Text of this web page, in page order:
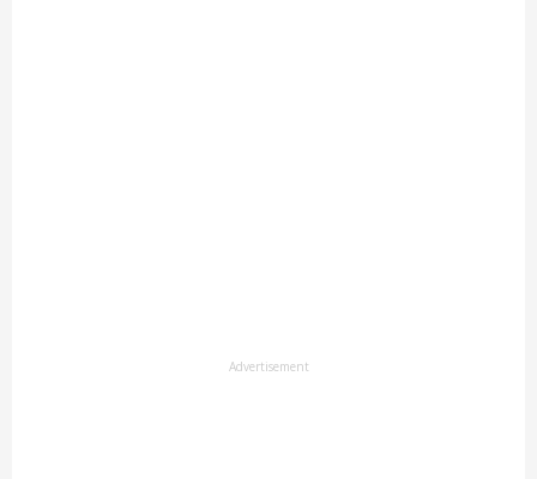
Advertisement